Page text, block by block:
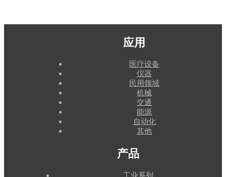
应用
医疗设备
仪器
民用领域
机械
交通
能源
自动化
其他
产品
工业系列